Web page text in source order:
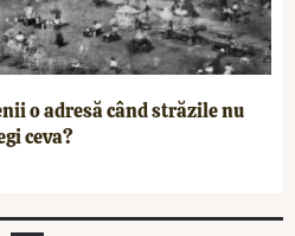
o adresă când străzile nu
ceva?